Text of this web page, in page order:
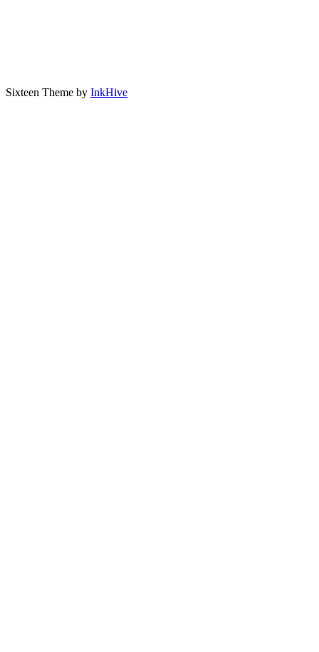
Sixteen Theme by InkHive